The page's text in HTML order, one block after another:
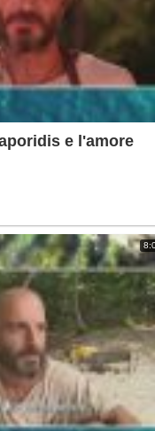
e l'amore